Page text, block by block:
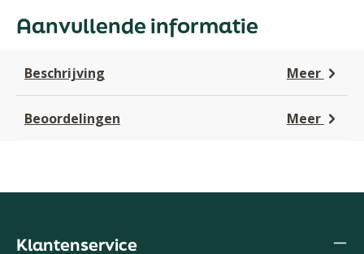
Aanvullende informatie
Beschrijving Meer
Beoordelingen Meer
Klantenservice